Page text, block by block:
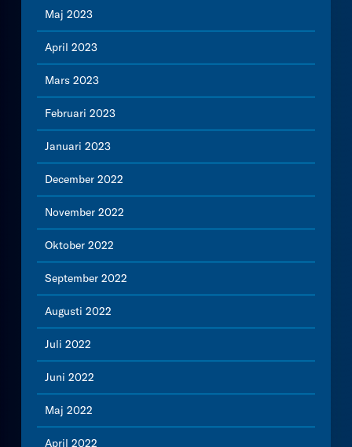
Maj 2023
April 2023
Mars 2023
Februari 2023
Januari 2023
December 2022
November 2022
Oktober 2022
September 2022
Augusti 2022
Juli 2022
Juni 2022
Maj 2022
April 2022